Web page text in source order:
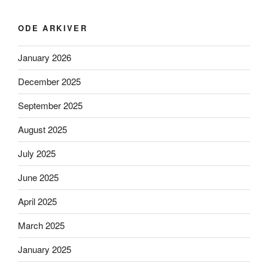
ODE ARKIVER
January 2026
December 2025
September 2025
August 2025
July 2025
June 2025
April 2025
March 2025
January 2025